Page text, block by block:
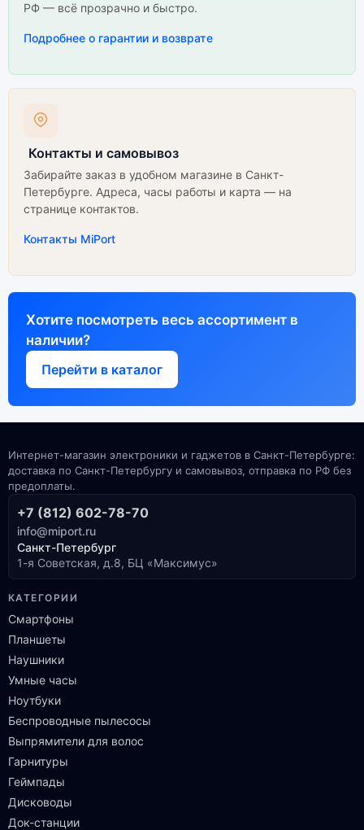
РФ — всё прозрачно и быстро.
Подробнее о гарантии и возврате
Контакты и самовывоз
Забирайте заказ в удобном магазине в Санкт-
Петербурге. Адреса, часы работы и карта — на
странице контактов.
Контакты MiPort
Хотите посмотреть весь ассортимент в
наличии?
Перейти в каталог
Интернет-магазин электроники и гаджетов в Санкт-Петербурге:
доставка по Санкт-Петербургу и самовывоз, отправка по РФ без
предоплаты.
+7 (812) 602-78-70
info@miport.ru
Санкт-Петербург
1-я Советская, д.8, БЦ «Максимус»
КАТЕГОРИИ
Смартфоны
Планшеты
Наушники
Умные часы
Ноутбуки
Беспроводные пылесосы
Выпрямители для волос
Гарнитуры
Геймпады
Дисководы
Док-станции